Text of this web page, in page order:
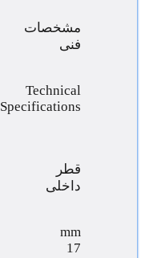
مشخصات
فنی
Technical
Specifications
قطر
داخلی
mm
17